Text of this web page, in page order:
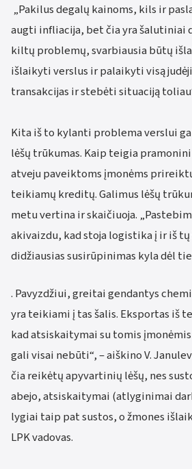
„Pakilus degalų kainoms, kils ir
augti infliacija, bet čia yra šalutiniai
kiltų problemų, svarbiausia būtų
išlaikyti verslus ir palaikyti visą
transakcijas ir stebėti situaciją
Kita iš to kylanti problema verslui
lėšų trūkumas. Kaip teigia
atveju paveiktoms įmonėms
teikiamų kreditų. Galimus lėšų
metu vertina ir skaičiuoja.
akivaizdu, kad stoja logistika į ir iš
didžiausias susirūpinimas kyla dėl
. Pavyzdžiui, greitai gendantys
yra teikiami į tas šalis. Eksportas iš
kad atsiskaitymai su tomis
gali visai nebūti“, – aiškino V.
čia reikėtų apyvartinių lėšų, nes
abejo, atsiskaitymai (atlyginimai
lygiai taip pat sustos, o žmones
LPK vadovas.